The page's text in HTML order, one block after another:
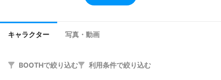
キャラクター 写真・動画
BOOTHで絞り込む 利用条件で絞り込む